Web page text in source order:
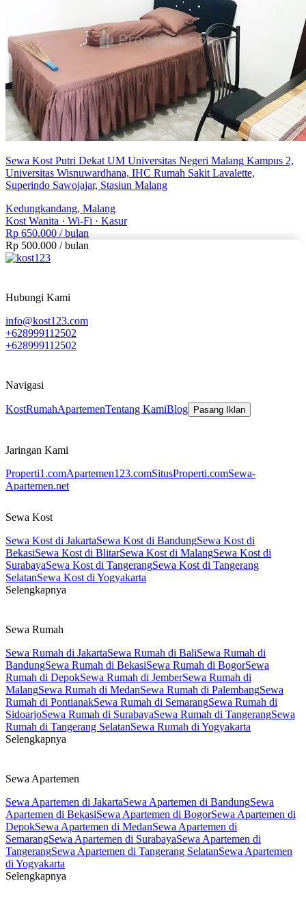
– Sumber Air: Air Sumur
– Rumah Kost Bebas Banjir
– Alamat Lengkap Rumah Kost: Jl. Ki Ageng Gribig V No. 03,
Kel. Madyopuro, Kec. Kedungkandang, Kota Malang 65139
Sewa Kost Putri Dekat UM Universitas Negeri Malang Kampus 2,
Universitas Wisnuwardhana, IHC Rumah Sakit Lavalette,
Superindo Sawojajar, Stasiun Malang
Kedungkandang, Malang
Kost Wanita · Wi-Fi · Kasur
Rp 650.000 / bulan
Rp 500.000 /bulan
Hubungi Kami
info@kost123.com
+628999112502
+628999112502
Navigasi
KostRumahApartemenTentang KamiBlog Pasang Iklan
Jaringan Kami
Properti1.comApartemen123.comSitusProperti.comSewa-
Apartemen.net
Sewa Kost
Sewa Kost di JakartaSewa Kost di BandungSewa Kost di
BekasiSewa Kost di BlitarSewa Kost di MalangSewa Kost di
SurabayaSewa Kost di TangerangSewa Kost di Tangerang
SelatanSewa Kost di Yogyakarta
Selengkapnya
Sewa Rumah
Sewa Rumah di JakartaSewa Rumah di BaliSewa Rumah di
BandungSewa Rumah di BekasiSewa Rumah di BogorSewa
Rumah di DepokSewa Rumah di JemberSewa Rumah di
MalangSewa Rumah di MedanSewa Rumah di PalembangSewa
Rumah di PontianakSewa Rumah di SemarangSewa Rumah di
SidoarjoSewa Rumah di SurabayaSewa Rumah di TangerangSewa
Rumah di Tangerang SelatanSewa Rumah di Yogyakarta
Selengkapnya
Sewa Apartemen
Sewa Apartemen di JakartaSewa Apartemen di BandungSewa
Apartemen di BekasiSewa Apartemen di BogorSewa Apartemen di
DepokSewa Apartemen di MedanSewa Apartemen di
SemarangSewa Apartemen di SurabayaSewa Apartemen di
TangerangSewa Apartemen di Tangerang SelatanSewa Apartemen
di Yogyakarta
Selengkapnya